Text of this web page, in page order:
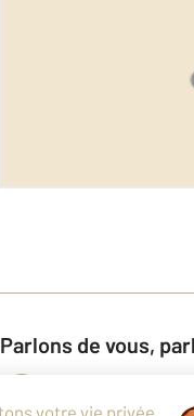
Parlons de vous,